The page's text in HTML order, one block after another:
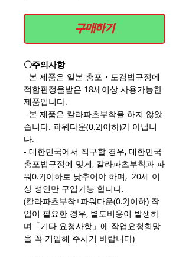
구매하기
〇주의사항
- 본 제품은 일본 총포・도검법규정에
적합판정을받은 18세이상 사용가능한
제품입니다.
- 본 제품은 칼라파츠부착을 하지 않았
습니다. 파워다운(0.2J이하)가 아닙니
다.
- 대한민국에서 직구할 경우, 대한민국
총포법규정에 맞게, 칼라파츠부착과 파
워0.2J이하로 낮추어야 하며, 20세 이
상 성인만 구입가능 합니다.
(칼라파츠부착+파워다운(0.2J이하) 작
업이 필요한 경우, 별도비용이 발생하
며「기타 요청사항」에 작업요청희망
을 꼭 기입해 주시기 바랍니다)